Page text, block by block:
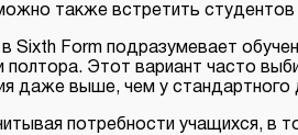
также встретить
в Sixth Form подразумевает
полтора. Этот вариант часто
даже выше, чем у стандартного
потребности учащихся, в